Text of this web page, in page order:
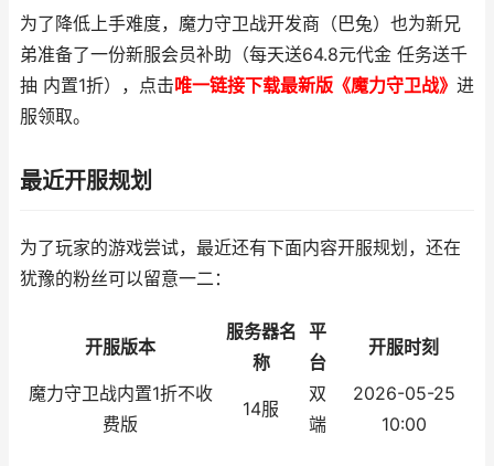
为了降低上手难度，魔力守卫战开发商（巴兔）也为新兄
弟准备了一份新服会员补助（每天送64.8元代金 任务送千
抽 内置1折），点击唯一链接下载最新版《魔力守卫战》 进
服领取。
最近开服规划
为了玩家的游戏尝试，最近还有下面内容开服规划，还在
犹豫的粉丝可以留意一二：
开服版本
服务器名
称
平
台
开服时刻
魔力守卫战内置1折不收
费版
14服
双
端
2026-05-25
10:00